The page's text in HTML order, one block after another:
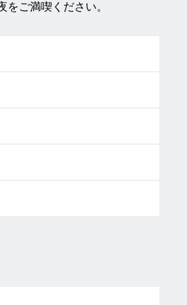
ご満喫ください。